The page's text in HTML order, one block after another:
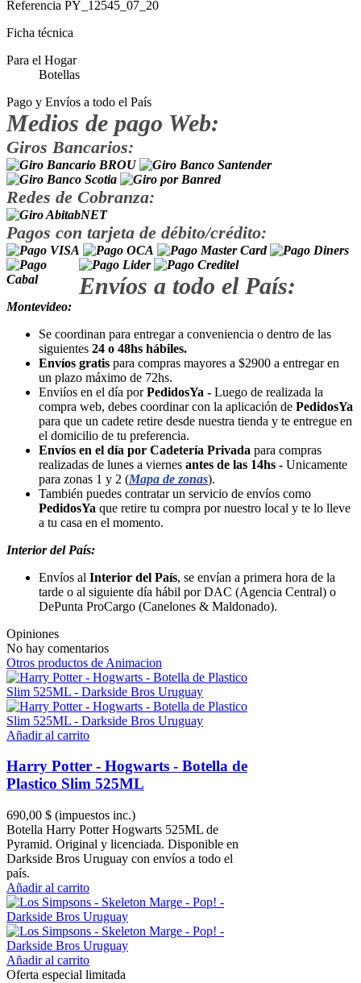
Referencia PY_12545_07_20
Ficha técnica
Para el Hogar
Botellas
Pago y Envíos a todo el País
Medios de pago Web:
Giros Bancarios:
Redes de Cobranza:
Pagos con tarjeta de débito/crédito:
Envíos a todo el País:
Montevideo:
Se coordinan para entregar a conveniencia o dentro de las
siguientes 24 o 48hs hábiles.
Envíos gratis para compras mayores a $2900 a entregar en
un plazo máximo de 72hs.
Enviíos en el día porPedidosYa - Luego de realizada la
compra web, debes coordinar con la aplicación de PedidosYa
para que un cadete retire desde nuestra tienda y te entregue en
el domicilio de tu preferencia.
Envíos en el día por Cadetería Privada para compras
realizadas de lunes a viernes antes de las 14hs - Unicamente
para zonas 1 y 2 (Mapa de zonas).
También puedes contratar un servicio de envíos como
PedidosYa que retire tu compra por nuestro local y te lo lleve
a tu casa en el momento.
Interior del País:
Envíos al Interior del País, se envían a primera hora de la
tarde o al siguiente día hábil por DAC (Agencia Central) o
DePunta ProCargo (Canelones & Maldonado).
Opiniones
No hay comentarios
Otros productos de Animacion
Añadir al carrito
Harry Potter - Hogwarts - Botella de
Plastico Slim 525ML
690,00 $ (impuestos inc.)
Botella Harry Potter Hogwarts 525ML de
Pyramid. Original y licenciada. Disponible en
Darkside Bros Uruguay con envíos a todo el
país.
Añadir al carrito
Añadir al carrito
Oferta especial limitada